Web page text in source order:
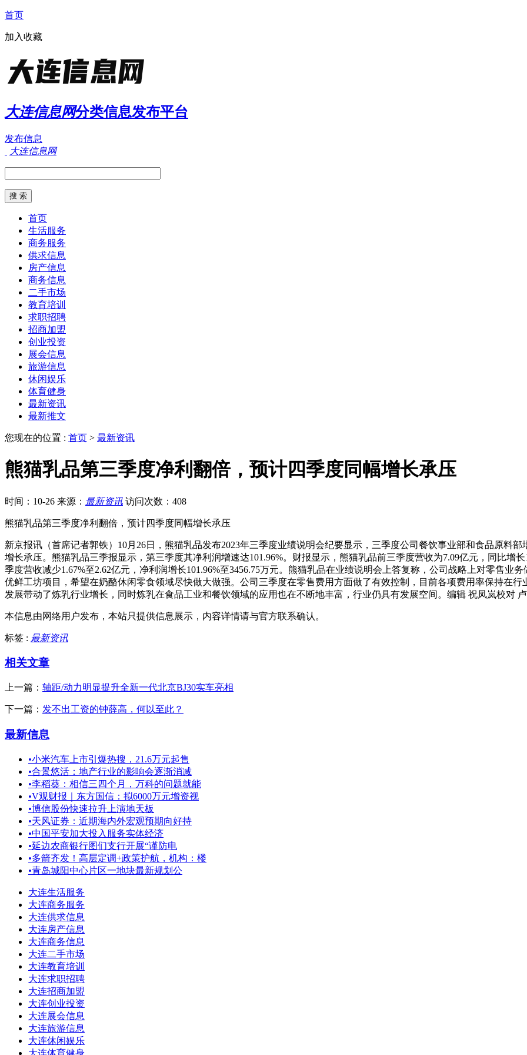
首页
加入收藏
大连信息网分类信息发布平台
发布信息
大连信息网
首页
生活服务
商务服务
供求信息
房产信息
商务信息
二手市场
教育培训
求职招聘
招商加盟
创业投资
展会信息
旅游信息
休闲娱乐
体育健身
最新资讯
最新推文
您现在的位置 : 首页 > 最新资讯
熊猫乳品第三季度净利翻倍，预计四季度同幅增长承压
时间：10-26 来源： 最新资讯 访问次数：408
熊猫乳品第三季度净利翻倍，预计四季度同幅增长承压
新京报讯（首席记者郭铁）10月26日，熊猫乳品发布2023年三季度业绩说明会纪要显示，三季度公司餐饮事业部和食品原料
增长承压。熊猫乳品三季报显示，第三季度其净利润增速达101.96%。财报显示，熊猫乳品前三季度营收为7.09亿元，同比增
季度营收减少1.67%至2.62亿元，净利润增长101.96%至3456.75万元。熊猫乳品在业绩说明会上答复称，公司战略上对零售业
优鲜工坊项目，希望在奶酪休闲零食领域尽快做大做强。公司三季度在零售费用方面做了有效控制，目前各项费用率保持在
发展带动了炼乳行业增长，同时炼乳在食品工业和餐饮领域的应用也在不断地丰富，行业仍具有发展空间。编辑 祝凤岚校对
本信息由网络用户发布， 本站只提供信息展示，内容详情请与官方联系确认。
标签 : 最新资讯
相关文章
上一篇： 轴距/动力明显提升全新一代北京BJ30实车亮相
下一篇： 发不出工资的钟薛高，何以至此？
最新信息
•小米汽车上市引爆热搜，21.6万元起售
•合景悠活：地产行业的影响会逐渐消减
•李稻葵：相信三四个月，万科的问题就能
•V观财报｜东方国信：拟6000万元增资视
•博信股份快速拉升上演地天板
•天风证券：近期海内外宏观预期向好持
•中国平安加大投入服务实体经济
•延边农商银行图们支行开展“谨防电
•多箭齐发！高层定调+政策护航，机构：楼
•青岛城阳中心片区一地块最新规划公
大连生活服务
大连商务服务
大连供求信息
大连房产信息
大连商务信息
大连二手市场
大连教育培训
大连求职招聘
大连招商加盟
大连创业投资
大连展会信息
大连旅游信息
大连休闲娱乐
大连体育健身